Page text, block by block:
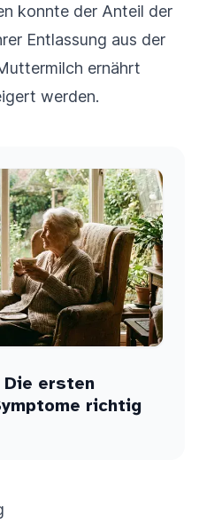
konnte der Anteil der
Entlassung aus der
ernährt
werden.
Die ersten
richtig